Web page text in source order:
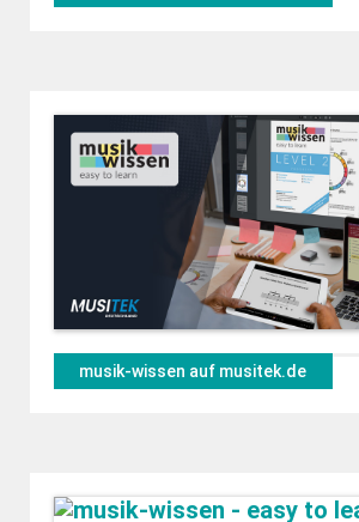
musik-wissen auf musitek.de